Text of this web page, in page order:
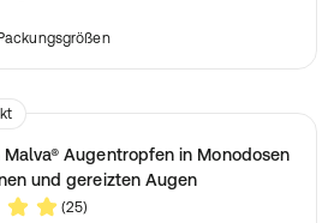
Malva® Augentropfen in Monodosen
und gereizten Augen
(25)